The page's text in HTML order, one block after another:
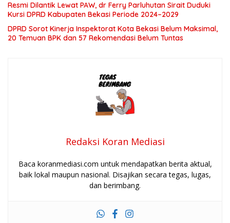
Resmi Dilantik Lewat PAW, dr Ferry Parluhutan Sirait Duduki
Kursi DPRD Kabupaten Bekasi Periode 2024–2029
DPRD Sorot Kinerja Inspektorat Kota Bekasi Belum Maksimal,
20 Temuan BPK dan 57 Rekomendasi Belum Tuntas
Redaksi Koran Mediasi
Baca koranmediasi.com untuk mendapatkan berita aktual,
baik lokal maupun nasional. Disajikan secara tegas, lugas,
dan berimbang.